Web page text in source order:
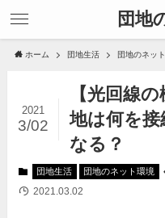
団地
ホーム 団地生活 団地のネッ
【光回線
地は何を
なる？
2021
3/02
団地生活 団地のネット環境
2021.03.02